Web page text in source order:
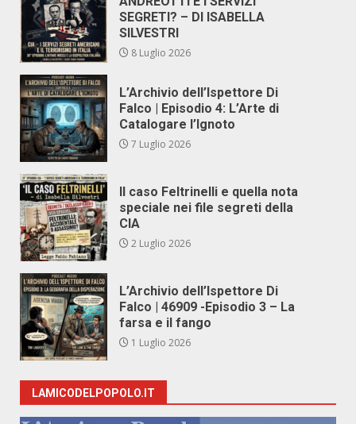
SEGRETI? – DI ISABELLA
SILVESTRI
8 Luglio 2026
L’Archivio dell’Ispettore Di
Falco | Episodio 4: L’Arte di
Catalogare l’Ignoto
7 Luglio 2026
Il caso Feltrinelli e quella nota
speciale nei file segreti della
CIA
2 Luglio 2026
L’Archivio dell’Ispettore Di
Falco | 46909 -Episodio 3 – La
farsa e il fango
1 Luglio 2026
LAMICODELPOPOLO.IT